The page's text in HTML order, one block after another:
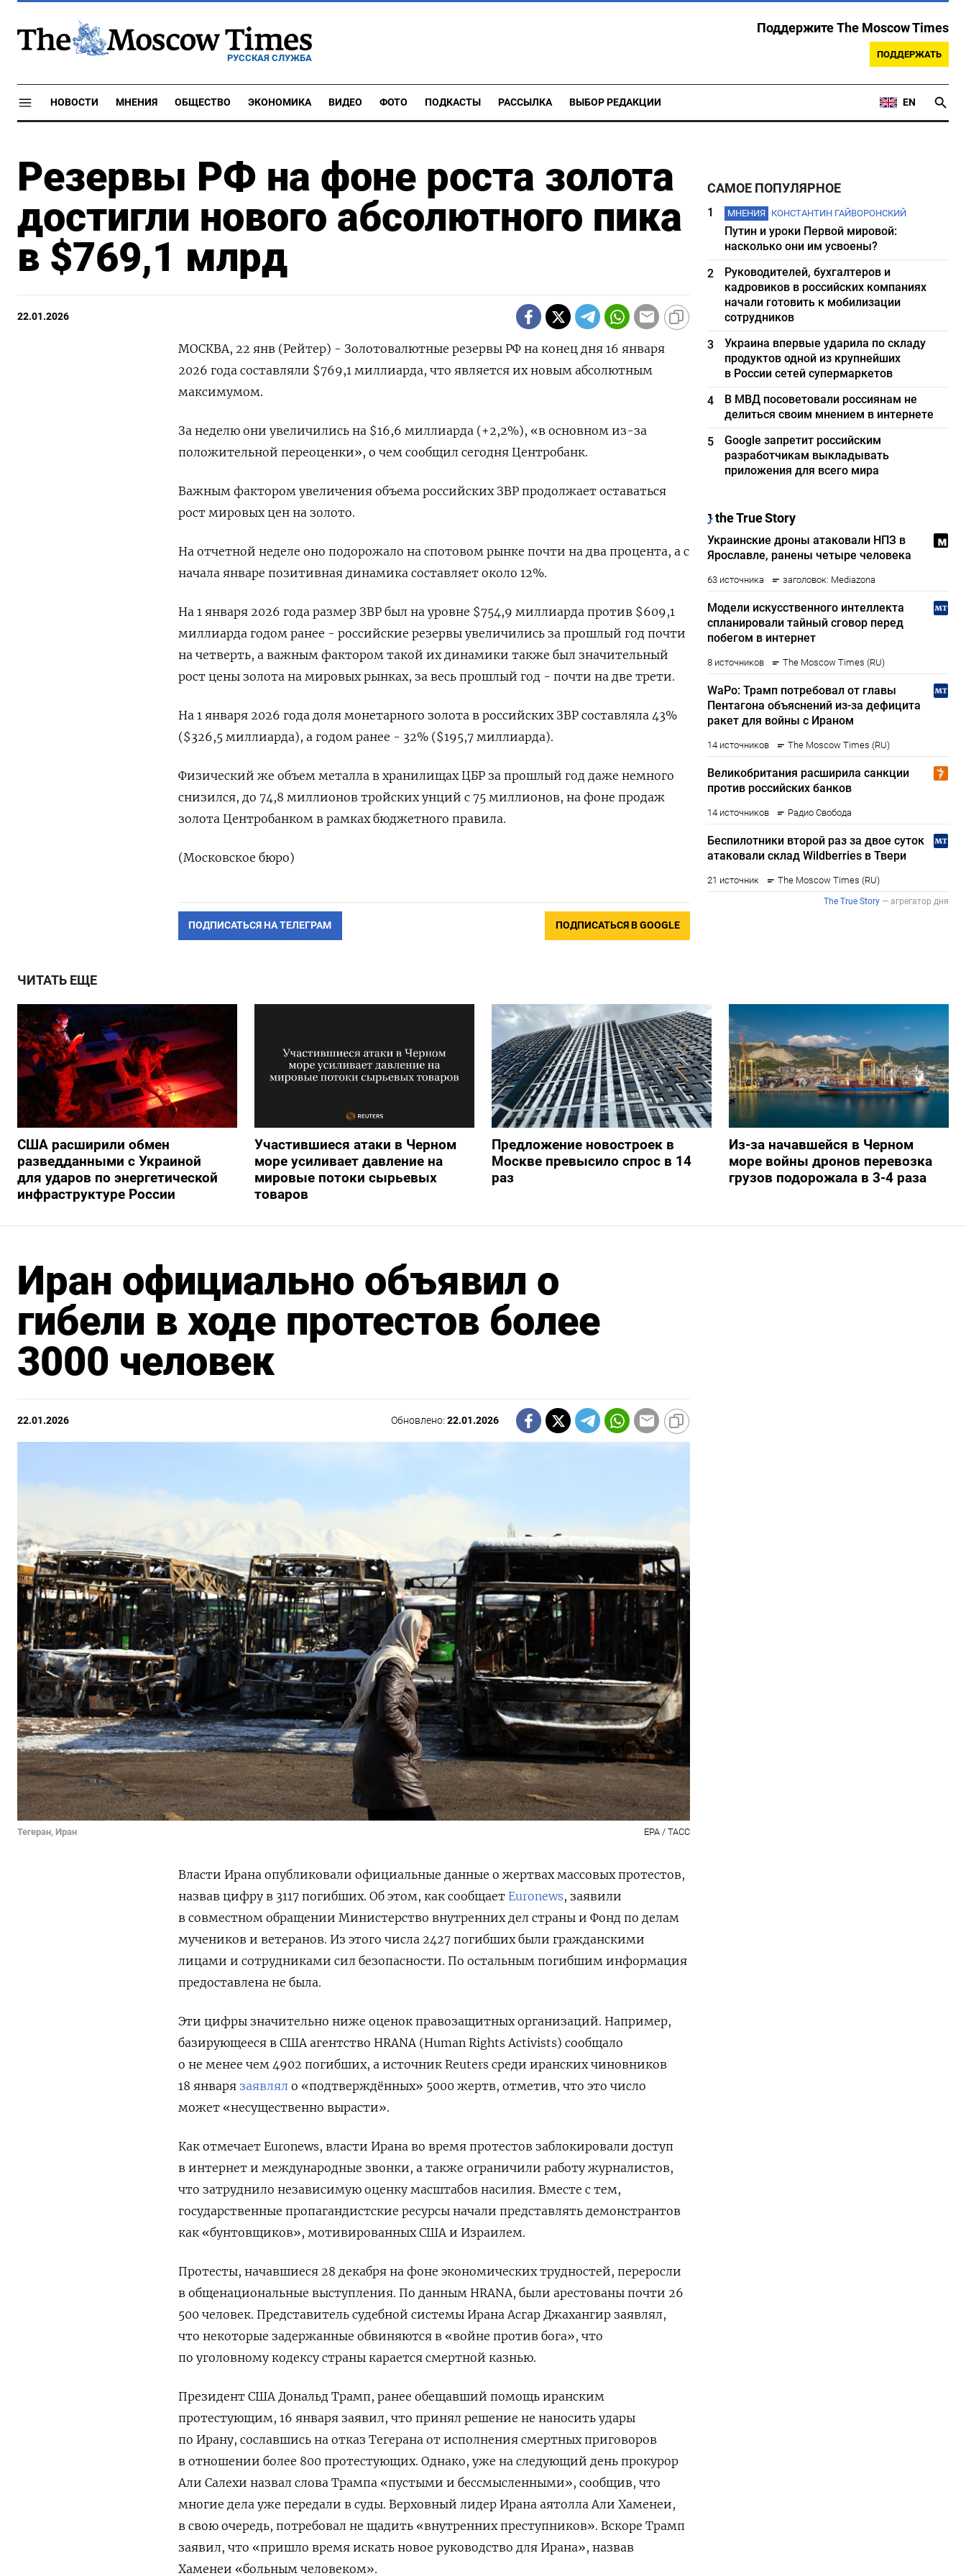
РУССКАЯ СЛУЖБА
Поддержите The Moscow Times
ПОДДЕРЖАТЬ
НОВОСТИ МНЕНИЯ ОБЩЕСТВО ЭКОНОМИКА ВИДЕО ФОТО ПОДКАСТЫ РАССЫЛКА ВЫБОР РЕДАКЦИИ EN
Резервы РФ на фоне роста золота
достигли нового абсолютного пика
в $769,1 млрд
22.01.2026
МОСКВА, 22 янв (Рейтер) - Золотовалютные резервы РФ на конец дня 16 января
2026 года составляли $769,1 ⁠миллиарда, что является их новым абсолютным
максимумом.
За неделю они увеличились на $16,6 миллиарда (+2,2%), «в основном из-⁠за
положительной переоценки», ​о чем сообщил сегодня Центробанк.
Важным ⁠фактором увеличения объема российских ЗВР продолжает оставаться
рост мировых ⁠цен на золото.
На отчетной неделе оно подорожало на ‌спотовом рынке почти на два процента, а ‍с
начала январе позитивная динамика составляет около ‌12%.
На 1 января 2026 года размер ​ЗВР был на уровне $754,9 миллиарда против $609,1
миллиарда годом ранее - российские резервы увеличились за ⁠прошлый год почти
на ‍четверть, а важным фактором такой их динамики ‌также был значительный
рост цены золота на мировых рынках, за весь прошлый год - почти на две трети.
На 1 января 2026 года доля монетарного золота в российских ЗВР составляла 43%
($326,5 миллиарда), а ‍годом ранее - ‍32% ($195,7 миллиарда).
Физический же объем металла в хранилищах ЦБР ‍за прошлый год даже немного
снизился, до 74,8 миллионов тройских унций с 75 миллионов, на ⁠фоне продаж
золота Центробанком в рамках бюджетного правила.
(Московское бюро)
ПОДПИСАТЬСЯ НА ТЕЛЕГРАМ ПОДПИСАТЬСЯ В GOOGLE
САМОЕ ПОПУЛЯРНОЕ
1 МНЕНИЯ КОНСТАНТИН ГАЙВОРОНСКИЙ
Путин и уроки Первой мировой:
насколько они им усвоены?
2
Руководителей, бухгалтеров и
кадровиков в российских компаниях
начали готовить к мобилизации
сотрудников
3
Украина впервые ударила по складу
продуктов одной из крупнейших
в России сетей супермаркетов
4
В МВД посоветовали россиянам не
делиться своим мнением в интернете
5
Google запретит российским
разработчикам выкладывать
приложения для всего мира
ЧИТАТЬ ЕЩЕ
США расширили обмен
разведданными с Украиной
для ударов по энергетической
инфраструктуре России
Участившиеся атаки в Черном
море усиливает давление на
мировые потоки сырьевых
товаров
Предложение новостроек в
Москве превысило спрос в 14
раз
Из-за начавшейся в Черном
море войны дронов перевозка
грузов подорожала в 3-4 раза
Иран официально объявил о
гибели в ходе протестов более
3000 человек
22.01.2026 Обновлено:22.01.2026
Тегеран, Иран EPA / ТАСС
Власти Ирана опубликовали официальные данные о жертвах массовых протестов,
назвав цифру в 3117 погибших. Об этом, как сообщает Euronews, заявили
в совместном обращении Министерство внутренних дел страны и Фонд по делам
мучеников и ветеранов. Из этого числа 2427 погибших были гражданскими
лицами и сотрудниками сил безопасности. По остальным погибшим информация
предоставлена не была.
Эти цифры значительно ниже оценок правозащитных организаций. Например,
базирующееся в США агентство HRANA (Human Rights Activists) сообщало
о не менее чем 4902 погибших, а источник Reuters среди иранских чиновников
18 января заявлял о «подтверждённых» 5000 жертв, отметив, что это число
может «несущественно вырасти».
Как отмечает Euronews, власти Ирана во время протестов заблокировали доступ
в интернет и международные звонки, а также ограничили работу журналистов,
что затруднило независимую оценку масштабов насилия. Вместе с тем,
государственные пропагандистские ресурсы начали представлять демонстрантов
как «бунтовщиков», мотивированных США и Израилем.
Протесты, начавшиеся 28 декабря на фоне экономических трудностей, переросли
в общенациональные выступления. По данным HRANA, были арестованы почти 26
500 человек. Представитель судебной системы Ирана Асгар Джахангир заявлял,
что некоторые задержанные обвиняются в «войне против бога», что
по уголовному кодексу страны карается смертной казнью.
Президент США Дональд Трамп, ранее обещавший помощь иранским
протестующим, 16 января заявил, что принял решение не наносить удары
по Ирану, сославшись на отказ Тегерана от исполнения смертных приговоров
в отношении более 800 протестующих. Однако, уже на следующий день прокурор
Али Салехи назвал слова Трампа «пустыми и бессмысленными», сообщив, что
многие дела уже передали в суды. Верховный лидер Ирана аятолла Али Хаменеи,
в свою очередь, потребовал не щадить «внутренних преступников». Вскоре Трамп
заявил, что «пришло время искать новое руководство для Ирана», назвав
Хаменеи «больным человеком».